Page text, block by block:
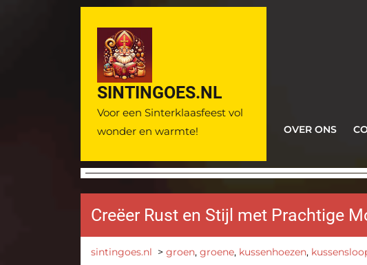
SINTINGOES.NL
Voor een Sinterklaasfeest vol
wonder en warmte!
OVER ONS
Creëer Rust en Stijl met Prachtige
sintingoes.nl > groen, groene, kussenhoezen,